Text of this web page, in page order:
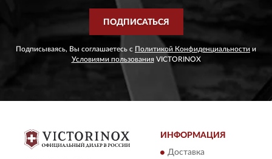
ПОДПИСАТЬСЯ
Подписываясь, Вы соглашаетесь с Политикой Конфиденциальности и
Условиями пользованияVICTORINOX
ИНФОРМАЦИЯ
Доставка